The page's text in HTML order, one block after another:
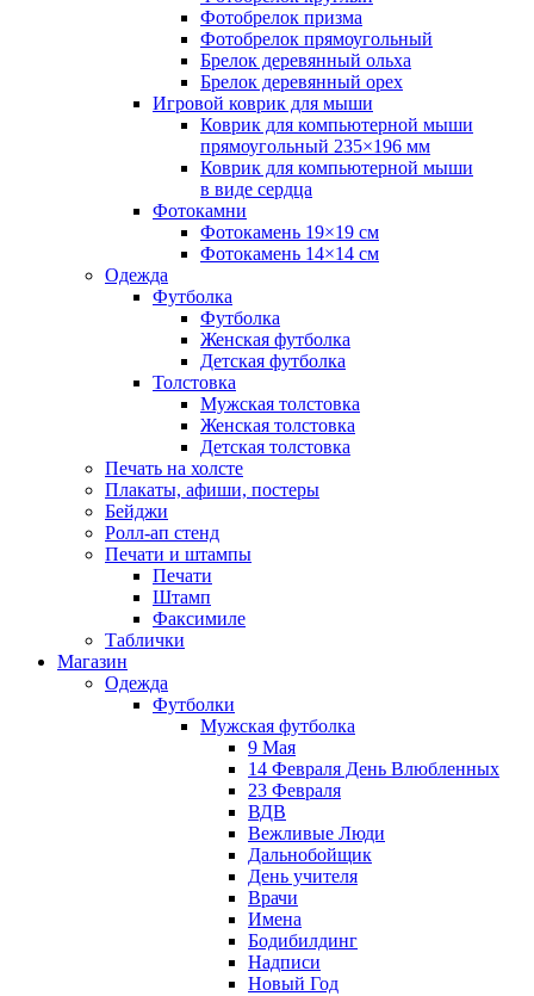
Фотобрелок призма
Фотобрелок прямоугольный
Брелок деревянный ольха
Брелок деревянный орех
Игровой коврик для мыши
Коврик для компьютерной мыши
прямоугольный 235×196 мм
Коврик для компьютерной мыши
в виде сердца
Фотокамни
Фотокамень 19×19 см
Фотокамень 14×14 см
Одежда
Футболка
Футболка
Женская футболка
Детская футболка
Толстовка
Мужская толстовка
Женская толстовка
Детская толстовка
Печать на холсте
Плакаты, афиши, постеры
Бейджи
Ролл-ап стенд
Печати и штампы
Печати
Штамп
Факсимиле
Таблички
Магазин
Одежда
Футболки
Мужская футболка
9 Мая
14 Февраля День Влюбленных
23 Февраля
ВДВ
Вежливые Люди
Дальнобойщик
День учителя
Врачи
Имена
Бодибилдинг
Надписи
Новый Год